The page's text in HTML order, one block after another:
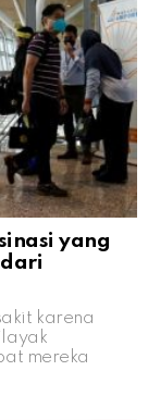
yang
dari
karena
mereka